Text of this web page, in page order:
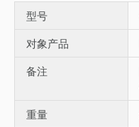
型号
对象产品
备注
重量